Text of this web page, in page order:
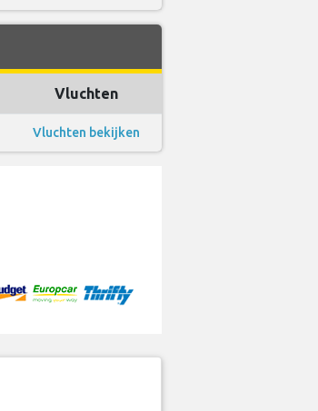
Vluchten
Vluchten bekijken